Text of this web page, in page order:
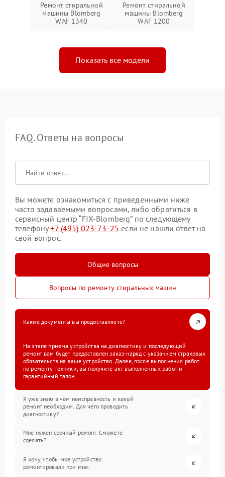
Ремонт стиральной
машины Blomberg
WAF 1340
Ремонт стиральной
машины Blomberg
WAF 1200
Показать все модели
FAQ. Ответы на вопросы
Вы можете ознакомиться с приведенными ниже
часто задаваемыми вопросами, либо обратиться в
сервисный центр “FIX-Blomberg” по следующему
телефону+7 (495) 023-73-25 если не нашли ответ на
свой вопрос.
Общие вопросы
Вопросы по ремонту стиральных машин
Какие документы вы предоставляете?
На этапе приема устройства на диагностику и последующий
ремонт вам будет предоставлен заказ-наряд с указанием страховых
обязательств на ваше устройство. Далее, после выполнения работ
по ремонту техники, вы получите акт выполненных работ и
гарантийный талон.
Я уже знаю в чем неисправность и какой
ремонт необходим. Для чего проводить
диагностику?
Мне нужен срочный ремонт. Сможете
сделать?
Я хочу, чтобы мое устройство
ремонтировали при мне.